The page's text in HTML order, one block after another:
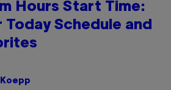
Hours Start Time:
Today Schedule and